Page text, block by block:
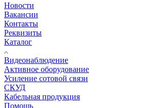
Новости
Вакансии
Контакты
Реквизиты
Каталог
Видеонаблюдение
Активное оборудование
Усиление сотовой связи
СКУД
Кабельная продукция
Помощь